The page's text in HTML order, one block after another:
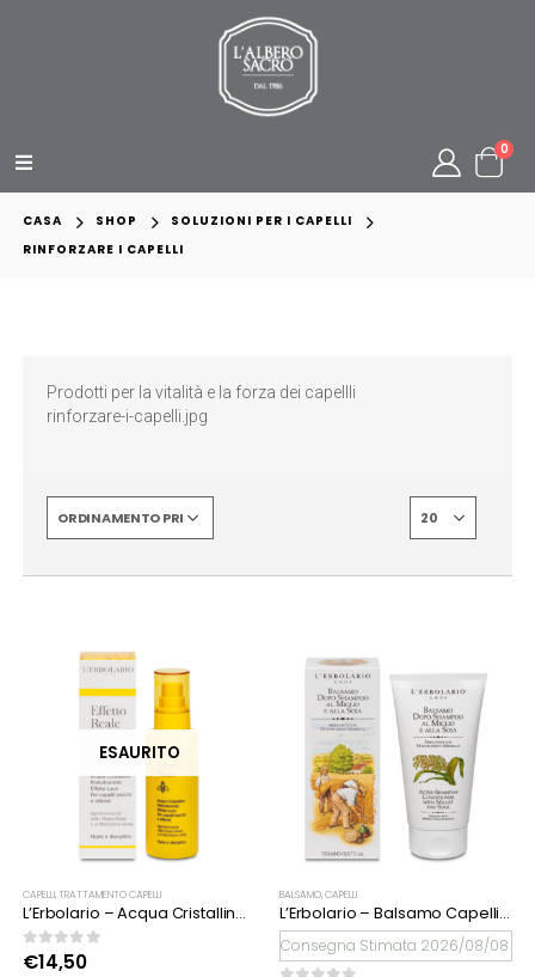
0
CASA SHOP
SOLUZIONI PER I CAPELLI
RINFORZARE I CAPELLI
Prodotti per la vitalità e la forza dei capellli
rinforzare-i-capelli.jpg
ESAURITO
CAPELLI,TRATTAMENTO CAPELLI
L’Erbolario – Acqua Cristallina Ristrutturante
0Su 5
€14,50
BALSAMO,CAPELLI
L’Erbolario – Balsamo Capelli Miglio e Soja
Consegna Stimata 2026/08/08